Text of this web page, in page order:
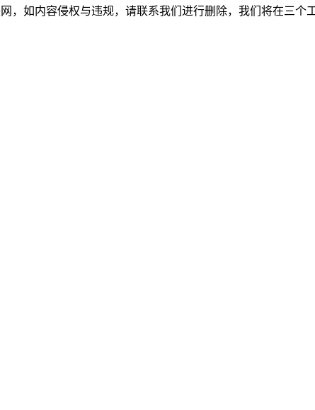
如内容侵权与违规，请联系我们进行删除，我们将在三个